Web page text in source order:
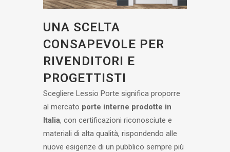
UNA SCELTA
CONSAPEVOLE PER
RIVENDITORI E
PROGETTISTI
Scegliere Lessio Porte significa proporre
al mercato porte interne prodotte in
Italia, con certificazioni riconosciute e
materiali di alta qualità, rispondendo alle
nuove esigenze di un pubblico sempre più